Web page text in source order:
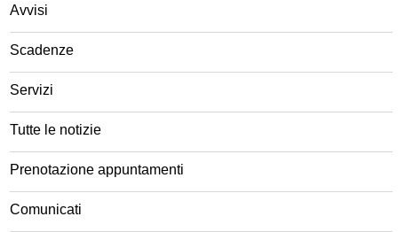
Avvisi
Scadenze
Servizi
Tutte le notizie
Prenotazione appuntamenti
Comunicati